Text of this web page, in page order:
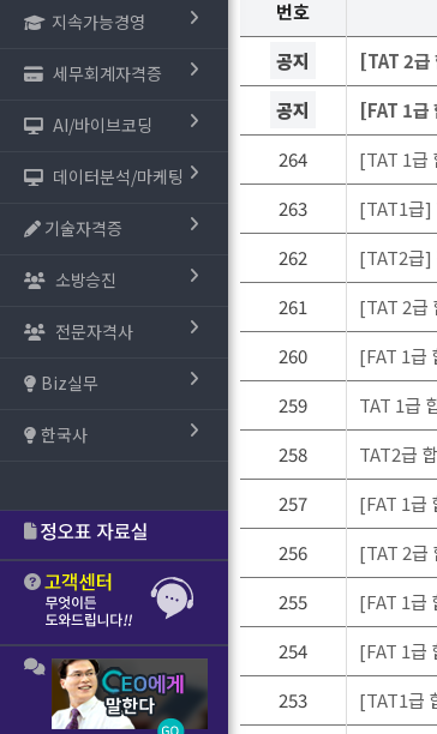
지속가능경영
세무회계자격증
AI/바이브코딩
데이터분석/마케팅
기술자격증
소방승진
전문자격사
Biz실무
한국사
번호
공지
[TAT 2급
공지
[FAT 1급
264
[TAT 1급
263
[TAT1급]
262
[TAT2급]
261
[TAT 2급
260
[FAT 1급
259
TAT 1급
258
TAT2급
257
[FAT 1급
256
[TAT 2급
255
[FAT 1급
254
[FAT 1급
253
[TAT1급